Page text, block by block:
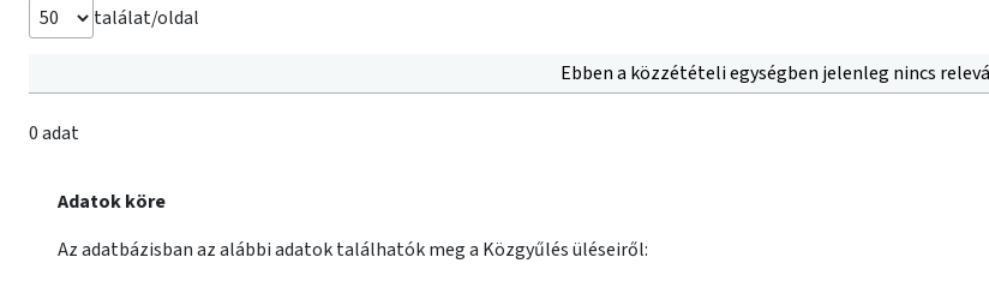
találat/oldal
Ebben a közzétételi egységben jelenleg nincs
0 adat
Adatok köre
Az adatbázisban az alábbi adatok találhatók meg a Közgyűlés üléseiről: